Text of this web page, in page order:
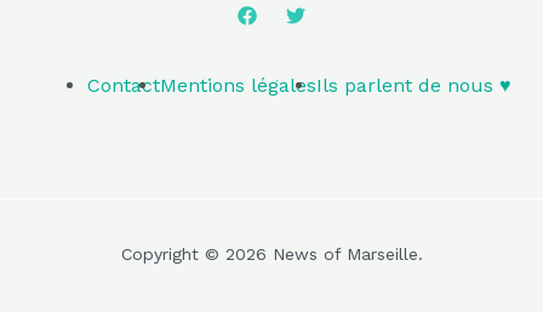
ContactMentions légalesIls parlent de nous ♥️
Copyright © 2026 News of Marseille.